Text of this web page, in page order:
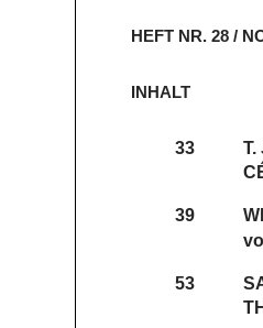
HEFT NR. 28 /
INHALT
33
T.
39
53